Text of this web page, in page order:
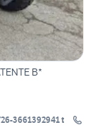
B*
3661392941 t